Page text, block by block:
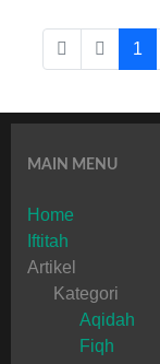
1
MAIN MENU
Home
Iftitah
Artikel
Kategori
Aqidah
Fiqh